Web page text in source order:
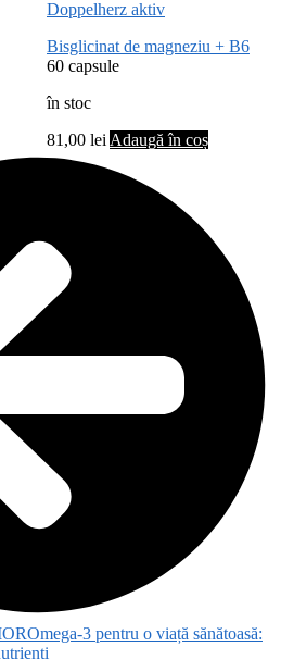
Doppelherz aktiv
Bisglicinat de magneziu + B6
60 capsule
în stoc
81,00 lei Adaugă în coș
Omega-3 pentru o viață sănătoasă: